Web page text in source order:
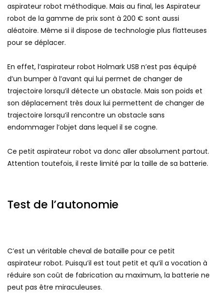
aspirateur robot méthodique. Mais au final, les Aspirateur
robot de la gamme de prix sont à 200 € sont aussi
aléatoire. Même si il dispose de technologie plus flatteuses
pour se déplacer.
En effet, l’aspirateur robot Holmark USB n’est pas équipé
d’un bumper à l’avant qui lui permet de changer de
trajectoire lorsqu’il détecte un obstacle. Mais son poids et
son déplacement très doux lui permettent de changer de
trajectoire lorsqu’il rencontre un obstacle sans
endommager l’objet dans lequel il se cogne.
Ce petit aspirateur robot va donc aller absolument partout.
Attention toutefois, il reste limité par la taille de sa batterie.
Test de l’autonomie
C’est un véritable cheval de bataille pour ce petit
aspirateur robot. Puisqu’il est tout petit et qu’il a vocation à
réduire son coût de fabrication au maximum, la batterie ne
peut pas être miraculeuses.